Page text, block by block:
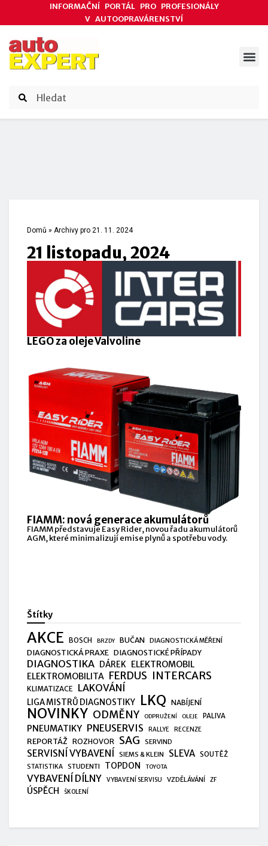
INFORMAČNÍ PORTÁL PRO PROFESIONÁLY
V AUTOOPRAVÁRENSTVÍ
Domů » Archivy pro 21. 11. 2024
21 listopadu, 2024
LEGO za oleje Valvoline
FIAMM: nová generace akumulátorů
FIAMM představuje Easy Rider, novou řadu akumulátorů
AGM, které minimalizují emise plynů a spotřebu vody.
Štítky
AKCE BOSCH BRZDY BUČAN DIAGNOSTICKÁ MĚŘENÍ
DIAGNOSTICKÁ PRAXE DIAGNOSTICKÉ PŘÍPADY
DIAGNOSTIKA DÁREK ELEKTROMOBIL
ELEKTROMOBILITA FERDUS INTERCARS
KLIMATIZACE LAKOVÁNÍ
LIGA MISTRŮ DIAGNOSTIKY LKQ NABÍJENÍ
NOVINKY ODMĚNY ODPRUŽENÍ OLEJE PALIVA
PNEUMATIKY PNEUSERVIS RALLYE RECENZE
REPORTÁŽ ROZHOVOR SAG SERVIND
SERVISNÍ VYBAVENÍ SIEMS & KLEIN SLEVA SOUTĚŽ
STATISTIKA STUDENTI TOPDON TOYOTA
VYBAVENÍ DÍLNY VYBAVENÍ SERVISU VZDĚLÁVÁNÍ ZF
ÚSPĚCH ŠKOLENÍ